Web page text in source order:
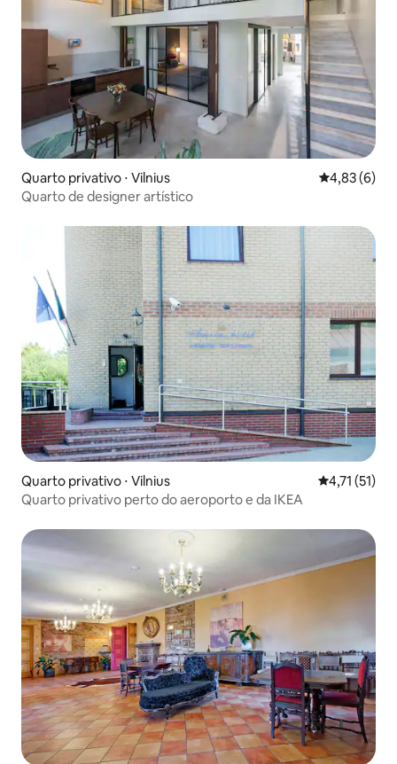
Quarto privativo ⋅ Vilnius 4,83 de uma
4,83 (6)
Quarto de designer artístico
Quarto privativo ⋅ Vilnius 4,71 de uma
4,71 (51)
Quarto privativo perto do aeroporto e da IKEA